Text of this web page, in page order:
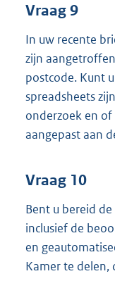
Vraag 9
In uw recente
zijn
postcode. Kunt
spreadsheets
onderzoek en
aangepast aan
Vraag 10
Bent u bereid
inclusief de
en
Kamer te delen,